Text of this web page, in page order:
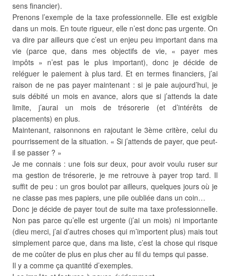
sens financier).
Prenons l’exemple de la taxe professionnelle. Elle est exigible
dans un mois. En toute rigueur, elle n’est donc pas urgente. On
va dire par ailleurs que c’est un enjeu peu important dans ma
vie (parce que, dans mes objectifs de vie, « payer mes
impôts » n’est pas le plus important), donc je décide de
reléguer le paiement à plus tard. Et en termes financiers, j’ai
raison de ne pas payer maintenant : si je paie aujourd’hui, je
suis débité un mois en avance, alors que si j’attends la date
limite, j’aurai un mois de trésorerie (et d’intérêts de
placements) en plus.
Maintenant, raisonnons en rajoutant le 3ème critère, celui du
pourrissement de la situation. « Si j’attends de payer, que peut-
il se passer ? »
Je me connais : une fois sur deux, pour avoir voulu ruser sur
ma gestion de trésorerie, je me retrouve à payer trop tard. Il
suffit de peu : un gros boulot par ailleurs, quelques jours où je
ne classe pas mes papiers, une pile oubliée dans un coin…
Donc je décide de payer tout de suite ma taxe professionnelle.
Non pas parce qu’elle est urgente (j’ai un mois) ni importante
(dieu merci, j’ai d’autres choses qui m’importent plus) mais tout
simplement parce que, dans ma liste, c’est la chose qui risque
de me coûter de plus en plus cher au fil du temps qui passe.
Il y a comme ça quantité d’exemples.